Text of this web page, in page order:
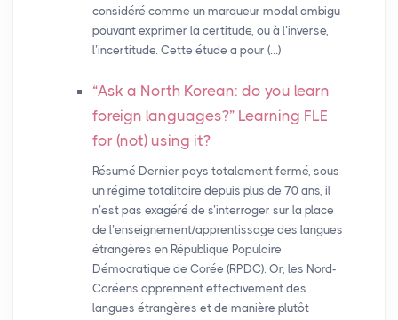
considéré comme un marqueur modal ambigu
pouvant exprimer la certitude, ou à l’inverse,
l’incertitude. Cette étude a pour (…)
“Ask a North Korean: do you learn
foreign languages?” Learning FLE
for (not) using it?
Résumé Dernier pays totalement fermé, sous
un régime totalitaire depuis plus de 70 ans, il
n’est pas exagéré de s’interroger sur la place
de l’enseignement/apprentissage des langues
étrangères en République Populaire
Démocratique de Corée (RPDC). Or, les Nord-
Coréens apprennent effectivement des
langues étrangères et de manière plutôt